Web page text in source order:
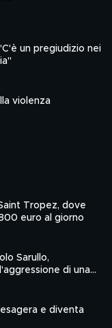
un pregiudizio nei
violenza
Tropez, dove
euro al giorno
Sarullo,
di una
e diventa